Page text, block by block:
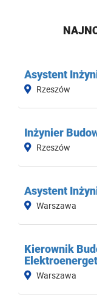
Asystent
Rzeszów
Inżynier
Rzeszów
Asystent
Warszawa
Kierownik
Warszawa